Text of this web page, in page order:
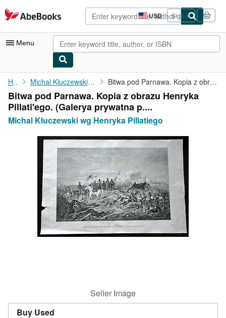
Skip to main content
AbeBooks.com USD
Site
shopping
preferences
Sign in
Menu
My Account
My Purchases
Advanced Search
Browse Collections
Rare Books
Art & Collectibles
Start Selling
Home Michal Kluczewski wg Henryka Pillatiego Bitwa pod Parnawa. Kopia z obrazu Henryka Pillati'ego. (Galerya ...
Bitwa pod Parnawa. Kopia z obrazu Henryka
Pillati'ego. (Galerya prywatna p....
Michal Kluczewski wg Henryka Pillatiego
Seller Image
Buy Used